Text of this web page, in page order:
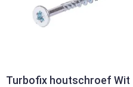
Turbofix houtschroef Wit